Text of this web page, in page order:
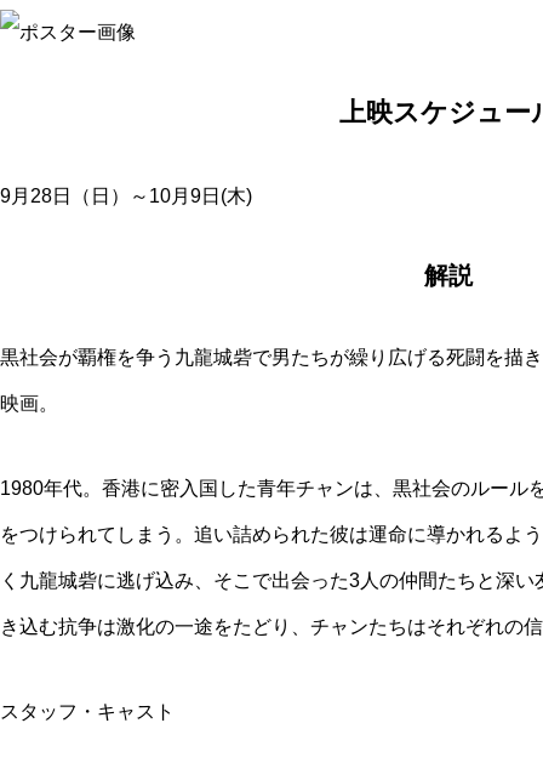
上映スケジュー
9月28日（日）～10月9日(木)
解説
黒社会が覇権を争う九龍城砦で男たちが繰り広げる死闘を描
映画。
1980年代。香港に密入国した青年チャンは、黒社会のルール
をつけられてしまう。追い詰められた彼は運命に導かれるよ
く九龍城砦に逃げ込み、そこで出会った3人の仲間たちと深
き込む抗争は激化の一途をたどり、チャンたちはそれぞれの
スタッフ・キャスト